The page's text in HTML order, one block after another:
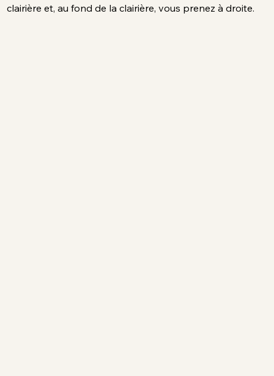
clairière et, au fond de la clairière, vous prenez à droite.